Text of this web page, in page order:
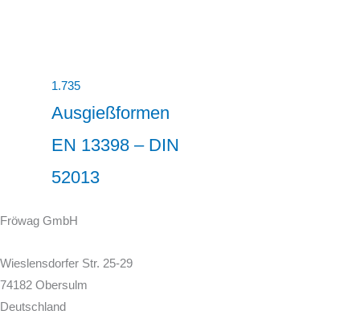
1.735
Ausgießformen
EN 13398 – DIN
52013
Fröwag GmbH
Wieslensdorfer Str. 25-29
74182 Obersulm
Deutschland